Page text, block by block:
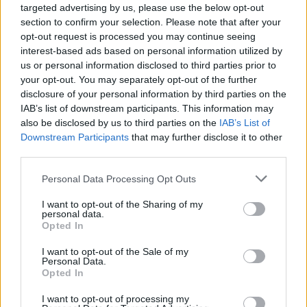
targeted advertising by us, please use the below opt-out
section to confirm your selection. Please note that after your
opt-out request is processed you may continue seeing
interest-based ads based on personal information utilized by
us or personal information disclosed to third parties prior to
your opt-out. You may separately opt-out of the further
disclosure of your personal information by third parties on the
IAB’s list of downstream participants. This information may
also be disclosed by us to third parties on the IAB’s List of
Downstream Participants that may further disclose it to other
Personal Data Processing Opt Outs
I want to opt-out of the Sharing of my
personal data.
Opted In
I want to opt-out of the Sale of my
Personal Data.
Opted In
I want to opt-out of processing my
ARTIGOS RECENTES
Esposende acolhe festival de kitesurf
Cinco projetos de Cascais finalistas em iniciativa europeia
EMEC celebra a conclusão de mais um Curso de
Educação e Formação de Adultos na Escola de Tecnologia
e Gestão de Barcelos
para reabilitar o bairro mais antigo do Porto
comunidades açorianas da América do Norte